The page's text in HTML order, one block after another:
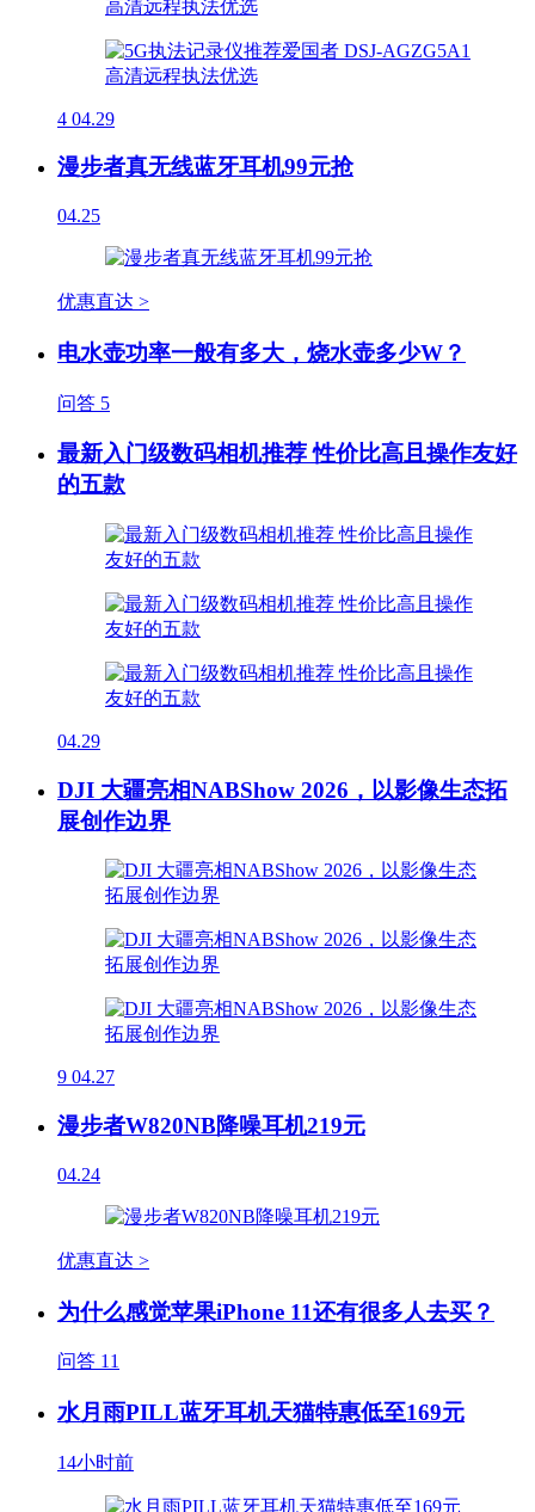
4 04.29
漫步者真无线蓝牙耳机99元抢
04.25
优惠直达 >
电水壶功率一般有多大，烧水壶多少W？
问答 5
最新入门级数码相机推荐 性价比高且操作友好
的五款
04.29
DJI 大疆亮相NABShow 2026，以影像生态拓
展创作边界
9 04.27
漫步者W820NB降噪耳机219元
04.24
优惠直达 >
为什么感觉苹果iPhone 11还有很多人去买？
问答 11
水月雨PILL蓝牙耳机天猫特惠低至169元
14小时前